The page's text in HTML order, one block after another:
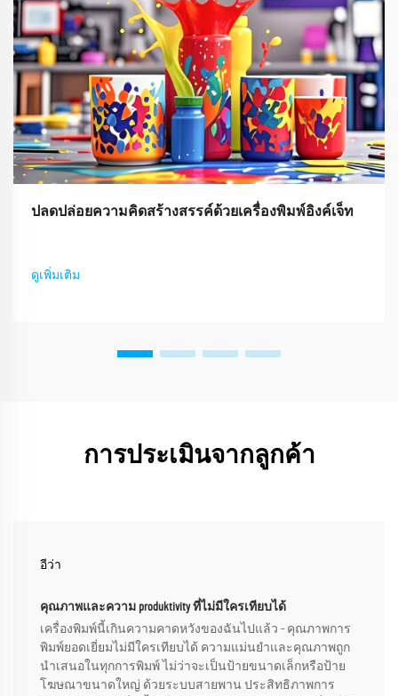
ปลดปล่อยความคิดสร้างสรรค์ด้วยเครื่องพิมพ์อิงค์เจ็ท
ดูเพิ่มเติม
การประเมินจากลูกค้า
อีว่า
คุณภาพและความ produktivity ที่ไม่มีใครเทียบได้
เครื่องพิมพ์นี้เกินความคาดหวังของฉันไปแล้ว - คุณภาพการ
พิมพ์ยอดเยี่ยมไม่มีใครเทียบได้ ความแม่นยำและคุณภาพถูก
นำเสนอในทุกการพิมพ์ ไม่ว่าจะเป็นป้ายขนาดเล็กหรือป้าย
โฆษณาขนาดใหญ่ ด้วยระบบสายพาน ประสิทธิภาพการ